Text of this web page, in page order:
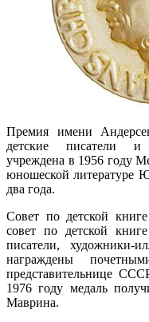
Премия имени
детские писатели и
учреждена в 1956 году
юношеской литературе
два года.
Совет по детской
совет по детской
писатели, художники-
награждены
представительнице
1976 году медаль
Маврина.